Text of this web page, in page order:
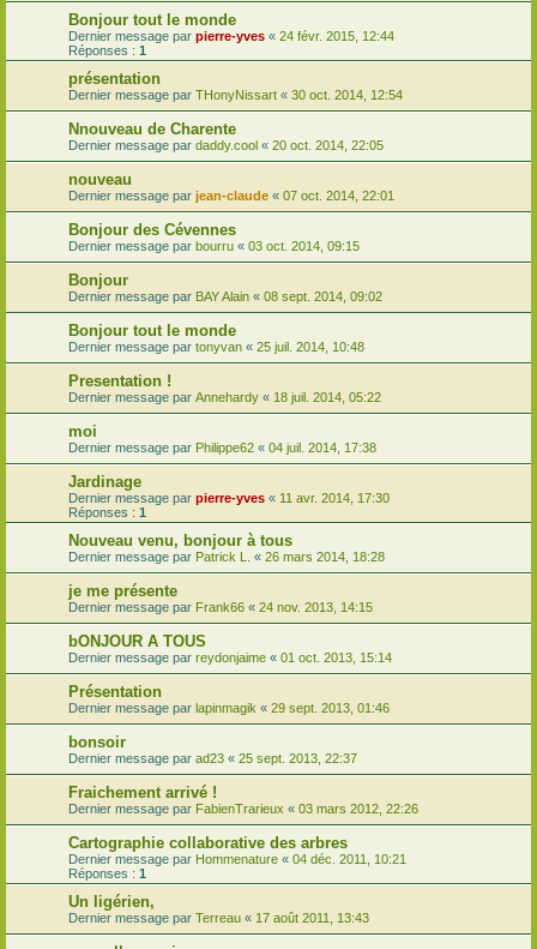
Bonjour tout le monde
Dernier message par pierre-yves « 24 févr. 2015, 12:44
Réponses : 1
présentation
Dernier message par THonyNissart « 30 oct. 2014, 12:54
Nnouveau de Charente
Dernier message par daddy.cool « 20 oct. 2014, 22:05
nouveau
Dernier message par jean-claude « 07 oct. 2014, 22:01
Bonjour des Cévennes
Dernier message par bourru « 03 oct. 2014, 09:15
Bonjour
Dernier message par BAY Alain « 08 sept. 2014, 09:02
Bonjour tout le monde
Dernier message par tonyvan « 25 juil. 2014, 10:48
Presentation !
Dernier message par Annehardy « 18 juil. 2014, 05:22
moi
Dernier message par Philippe62 « 04 juil. 2014, 17:38
Jardinage
Dernier message par pierre-yves « 11 avr. 2014, 17:30
Réponses : 1
Nouveau venu, bonjour à tous
Dernier message par Patrick L. « 26 mars 2014, 18:28
je me présente
Dernier message par Frank66 « 24 nov. 2013, 14:15
bONJOUR A TOUS
Dernier message par reydonjaime « 01 oct. 2013, 15:14
Présentation
Dernier message par lapinmagik « 29 sept. 2013, 01:46
bonsoir
Dernier message par ad23 « 25 sept. 2013, 22:37
Fraichement arrivé !
Dernier message par FabienTrarieux « 03 mars 2012, 22:26
Cartographie collaborative des arbres
Dernier message par Hommenature « 04 déc. 2011, 10:21
Réponses : 1
Un ligérien,
Dernier message par Terreau « 17 août 2011, 13:43